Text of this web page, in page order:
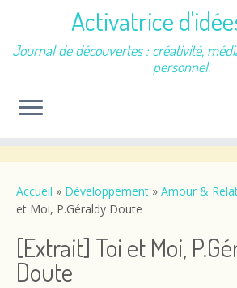
contenu
Activatrice
Journal de découvertes : créativité,
personnel.
Accueil » Développement » Amour &
et Moi, P.Géraldy Doute
[Extrait] Toi et Moi,
Doute